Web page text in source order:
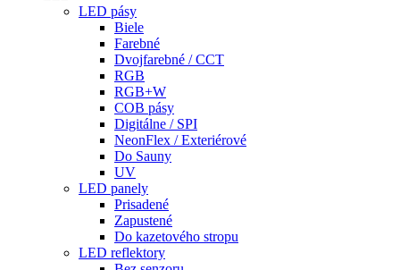
LED pásy
Biele
Farebné
Dvojfarebné / CCT
RGB
RGB+W
COB pásy
Digitálne / SPI
NeonFlex / Exteriérové
Do Sauny
UV
LED panely
Prisadené
Zapustené
Do kazetového stropu
LED reflektory